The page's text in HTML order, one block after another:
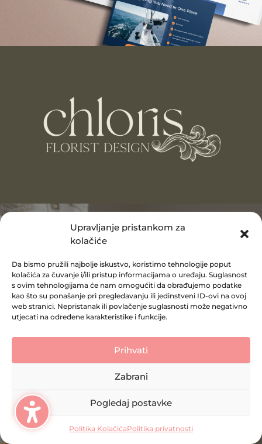
Upravljanje pristankom za
kolačiće
Da bismo pružili najbolje iskustvo, koristimo tehnologije poput
kolačića za čuvanje i/ili pristup informacijama o uređaju. Suglasnost
s ovim tehnologijama će nam omogućiti da obrađujemo podatke
kao što su ponašanje pri pregledavanju ili jedinstveni ID-ovi na ovoj
web stranici. Nepristanak ili povlačenje suglasnosti može negativno
utjecati na određene karakteristike i funkcije.
Prihvati
Zabrani
Pogledaj postavke
Politika KolačićaPolitika privatnosti